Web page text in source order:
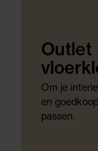
Outlet
Om je
en
passen.